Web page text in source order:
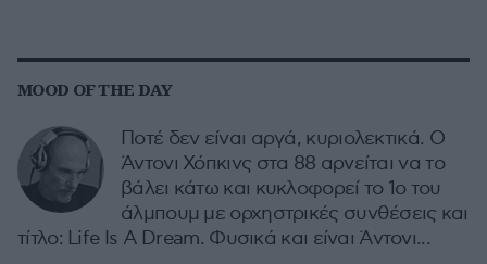
MOOD OF THE DAY
Ποτέ δεν είναι αργά, κυριολεκτικά. Ο
Άντονι Χόπκινς στα 88 αρνείται να το
βάλει κάτω και κυκλοφορεί το 1ο του
άλμπουμ με ορχηστρικές συνθέσεις και
τίτλο: Life Is A Dream. Φυσικά και είναι Άντονι...